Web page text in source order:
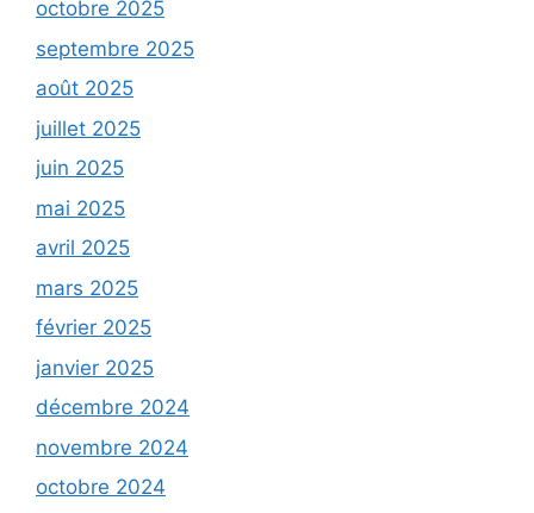
octobre 2025
septembre 2025
août 2025
juillet 2025
juin 2025
mai 2025
avril 2025
mars 2025
février 2025
janvier 2025
décembre 2024
novembre 2024
octobre 2024